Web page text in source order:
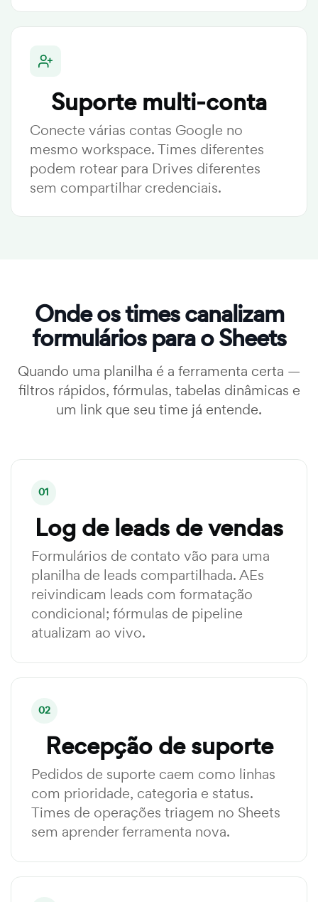
Suporte multi-conta
Conecte várias contas Google no
mesmo workspace. Times diferentes
podem rotear para Drives diferentes
sem compartilhar credenciais.
Onde os times canalizam
formulários para o Sheets
Quando uma planilha é a ferramenta certa —
filtros rápidos, fórmulas, tabelas dinâmicas e
um link que seu time já entende.
01
Log de leads de vendas
Formulários de contato vão para uma
planilha de leads compartilhada. AEs
reivindicam leads com formatação
condicional; fórmulas de pipeline
atualizam ao vivo.
02
Recepção de suporte
Pedidos de suporte caem como linhas
com prioridade, categoria e status.
Times de operações triagem no Sheets
sem aprender ferramenta nova.